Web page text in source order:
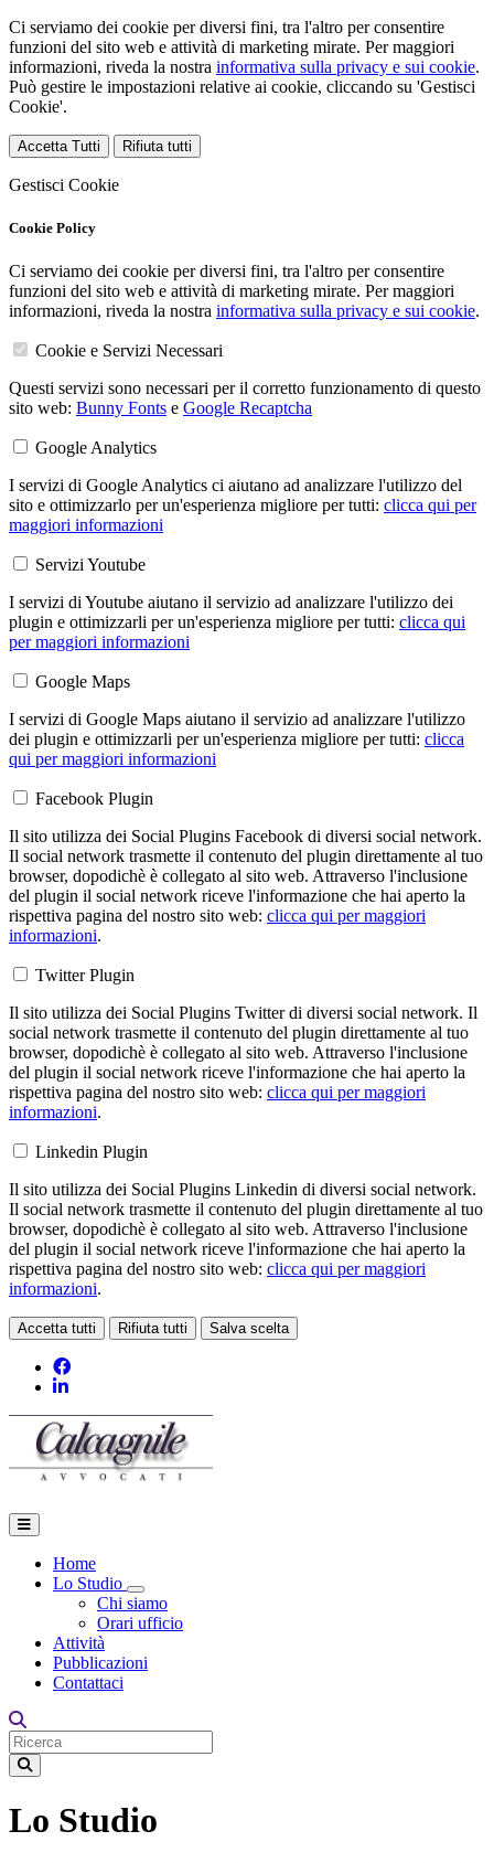
Ci serviamo dei cookie per diversi fini, tra l'altro per consentire
funzioni del sito web e attività di marketing mirate. Per maggiori
informazioni, riveda la nostra informativa sulla privacy e sui cookie.
Può gestire le impostazioni relative ai cookie, cliccando su 'Gestisci
Cookie'.
Accetta Tutti Rifiuta tutti
Gestisci Cookie
Cookie Policy
Ci serviamo dei cookie per diversi fini, tra l'altro per consentire
funzioni del sito web e attività di marketing mirate. Per maggiori
informazioni, riveda la nostra informativa sulla privacy e sui cookie.
Cookie e Servizi Necessari
Questi servizi sono necessari per il corretto funzionamento di questo
sito web: Bunny Fonts e Google Recaptcha
Google Analytics
I servizi di Google Analytics ci aiutano ad analizzare l'utilizzo del
sito e ottimizzarlo per un'esperienza migliore per tutti: clicca qui per
maggiori informazioni
Servizi Youtube
I servizi di Youtube aiutano il servizio ad analizzare l'utilizzo dei
plugin e ottimizzarli per un'esperienza migliore per tutti: clicca qui
per maggiori informazioni
Google Maps
I servizi di Google Maps aiutano il servizio ad analizzare l'utilizzo
dei plugin e ottimizzarli per un'esperienza migliore per tutti: clicca
qui per maggiori informazioni
Facebook Plugin
Il sito utilizza dei Social Plugins Facebook di diversi social network.
Il social network trasmette il contenuto del plugin direttamente al tuo
browser, dopodichè è collegato al sito web. Attraverso l'inclusione
del plugin il social network riceve l'informazione che hai aperto la
rispettiva pagina del nostro sito web: clicca qui per maggiori
informazioni.
Twitter Plugin
Il sito utilizza dei Social Plugins Twitter di diversi social network. Il
social network trasmette il contenuto del plugin direttamente al tuo
browser, dopodichè è collegato al sito web. Attraverso l'inclusione
del plugin il social network riceve l'informazione che hai aperto la
rispettiva pagina del nostro sito web: clicca qui per maggiori
informazioni.
Linkedin Plugin
Il sito utilizza dei Social Plugins Linkedin di diversi social network.
Il social network trasmette il contenuto del plugin direttamente al tuo
browser, dopodichè è collegato al sito web. Attraverso l'inclusione
del plugin il social network riceve l'informazione che hai aperto la
rispettiva pagina del nostro sito web: clicca qui per maggiori
informazioni.
Accetta tutti Rifiuta tutti Salva scelta
Home
Lo Studio
Toggle Dropdown
Chi siamo
Orari ufficio
Attività
Pubblicazioni
Contattaci
Lo Studio